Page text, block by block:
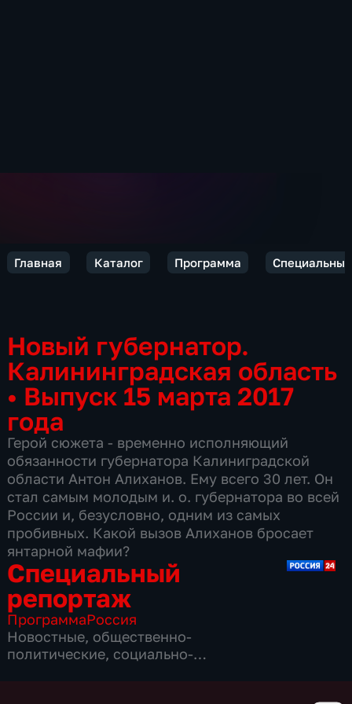
Главная Каталог Программа
Новый губернатор.
Калининградская область
• Выпуск 15 марта 2017
года
Герой сюжета - временно исполняющий
обязанности губернатора Калиниградской
области Антон Алиханов. Ему всего 30 лет. Он
стал самым молодым и. о. губернатора во всей
России и, безусловно, одним из самых
пробивных. Какой вызов Алиханов бросает
янтарной мафии?
Специальный
репортаж
ПрограммаРоссия
Новостные, общественно-
политические, социально-